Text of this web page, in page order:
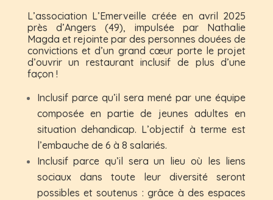
L’association L’Emerveille créée en avril 2025
près d’Angers (49), impulsée par Nathalie
Magda et rejointe par des personnes douées de
convictions et d’un grand cœur porte le projet
d’ouvrir un restaurant inclusif de plus d’une
façon !
Inclusif parce qu’il sera mené par une équipe
composée en partie de jeunes adultes en
situation dehandicap. L’objectif à terme est
l’embauche de 6 à 8 salariés.
Inclusif parce qu’il sera un lieu où les liens
sociaux dans toute leur diversité seront
possibles et soutenus : grâce à des espaces